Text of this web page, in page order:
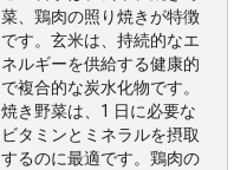
菜、鶏肉の照り焼きが特徴
です。玄米は、持続的なエ
ネルギーを供給する健康的
で複合的な炭水化物です。
焼き野菜は、1 日に必要な
ビタミンとミネラルを摂取
するのに最適です。鶏肉の